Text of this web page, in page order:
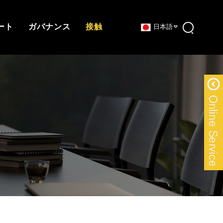
ト ガバナンス 接触 日本語